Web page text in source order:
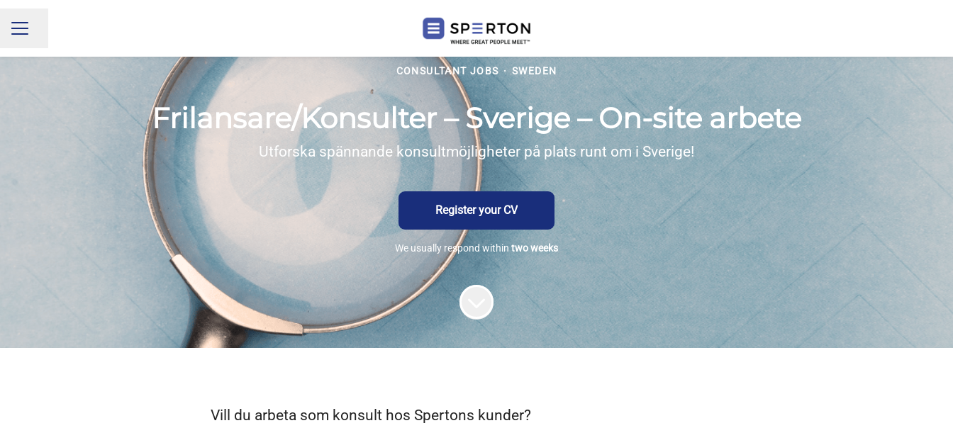
CAREER MENU
Share page
CONSULTANT JOBS · SWEDEN
Frilansare/Konsulter – Sverige – On-site arbete
Utforska spännande konsultmöjligheter på plats runt om i Sverige!
Register your CV
We usually respond withintwo weeks
Vill du arbeta som konsult hos Spertons kunder?